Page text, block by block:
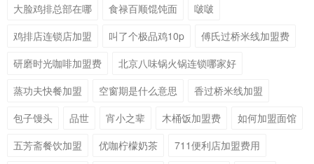
大脸鸡排总部在哪
食禄百顺馄饨面
啵啵
鸡排店连锁店加盟
叫了个极品鸡10p
傅氏过桥米线加盟费
研磨时光咖啡加盟费
北京八味锅火锅连锁哪家好
蒸功夫快餐加盟
空窗期是什么意思
香过桥米线加盟
包子馒头
品世 宵小之辈 木桶饭加盟费
如何加盟面馆
五芳斋餐饮加盟
优咖柠檬奶茶
711便利店加盟费用